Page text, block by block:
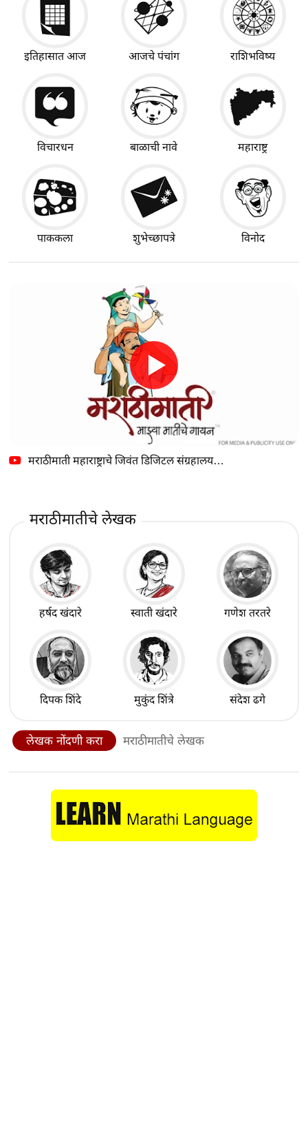
इतिहासात आज आजचे पंचांग राशिभविष्य
विचारधन बाळाची नावे महाराष्ट्र
पाककला शुभेच्छापत्रे विनोद
मराठीमाती महाराष्ट्राचे जिवंत डिजिटल संग्रहालय…
मराठीमातीचे लेखक
हर्षद खंदारे स्वाती खंदारे गणेश तरतरे
दिपक शिंदे मुकुंद शिंत्रे संदेश ढगे
लेखक नोंदणी करा मराठीमातीचे लेखक